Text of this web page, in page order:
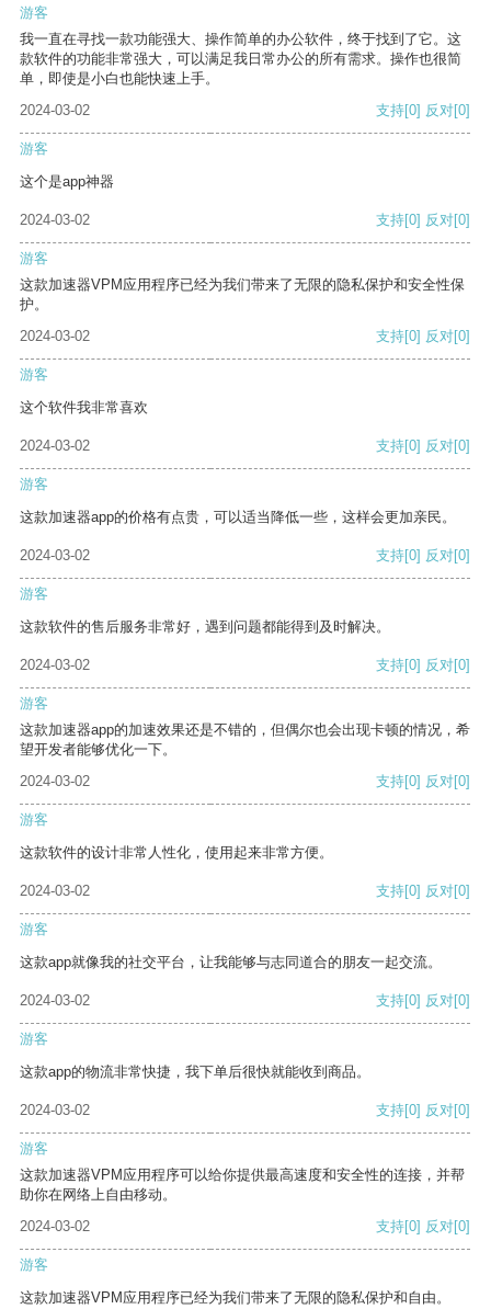
游客
我一直在寻找一款功能强大、操作简单的办公软件，终于找到了它。这
款软件的功能非常强大，可以满足我日常办公的所有需求。操作也很简
单，即使是小白也能快速上手。
2024-03-02
支持[0] 反对[0]
游客
这个是app神器
2024-03-02 支持[0] 反对[0]
游客
这款加速器VPM应用程序已经为我们带来了无限的隐私保护和安全性保
护。
2024-03-02
支持[0] 反对[0]
游客
这个软件我非常喜欢
2024-03-02 支持[0] 反对[0]
游客
这款加速器app的价格有点贵，可以适当降低一些，这样会更加亲民。
2024-03-02 支持[0] 反对[0]
游客
这款软件的售后服务非常好，遇到问题都能得到及时解决。
2024-03-02 支持[0] 反对[0]
游客
这款加速器app的加速效果还是不错的，但偶尔也会出现卡顿的情况，希
望开发者能够优化一下。
2024-03-02
支持[0] 反对[0]
游客
这款软件的设计非常人性化，使用起来非常方便。
2024-03-02 支持[0] 反对[0]
游客
这款app就像我的社交平台，让我能够与志同道合的朋友一起交流。
2024-03-02 支持[0] 反对[0]
游客
这款app的物流非常快捷，我下单后很快就能收到商品。
2024-03-02 支持[0] 反对[0]
游客
这款加速器VPM应用程序可以给你提供最高速度和安全性的连接，并帮
助你在网络上自由移动。
2024-03-02
支持[0] 反对[0]
游客
这款加速器VPM应用程序已经为我们带来了无限的隐私保护和自由。